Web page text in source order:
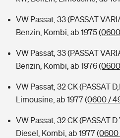
VW Passat, 33 (PASSAT
Benzin, Kombi, ab 1975
VW Passat, 33 (PASSAT
Benzin, Kombi, ab 1976
VW Passat, 32 CK (PASSAT
Limousine, ab 1977(0600 /
VW Passat, 32 CK (PASSAT
Diesel, Kombi, ab 1977(0600